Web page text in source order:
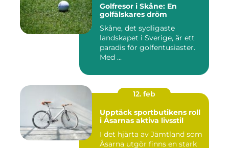
Golfresor i Skåne: En
golfälskares dröm
Skåne, det sydligaste
landskapet i Sverige, är ett
paradis för golfentusiaster.
Med ...
12. feb
Upptäck sportbutikens roll
i Åsarnas aktiva livsstil
I det hjärta av Jämtland som
Åsarna utgör finns en stark